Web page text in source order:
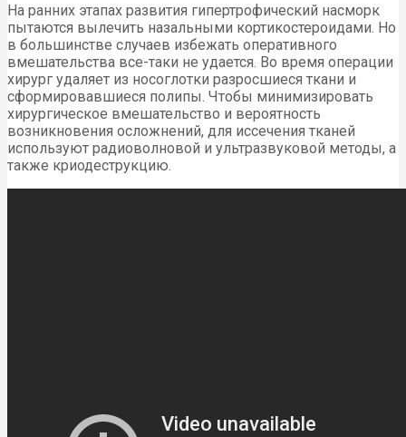
На ранних этапах развития гипертрофический насморк
пытаются вылечить назальными кортикостероидами. Но
в большинстве случаев избежать оперативного
вмешательства все-таки не удается. Во время операции
хирург удаляет из носоглотки разросшиеся ткани и
сформировавшиеся полипы. Чтобы минимизировать
хирургическое вмешательство и вероятность
возникновения осложнений, для иссечения тканей
используют радиоволновой и ультразвуковой методы, а
также криодеструкцию.